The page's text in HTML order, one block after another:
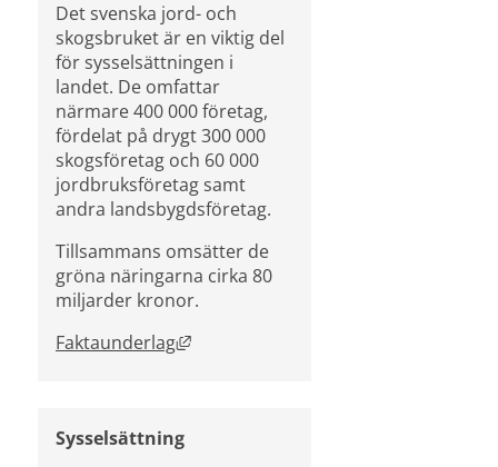
Det svenska jord- och
skogsbruket är en viktig del
för sysselsättningen i
landet. De omfattar
närmare 400 000 företag,
fördelat på drygt 300 000
skogsföretag och 60 000
jordbruksföretag samt
andra landsbygdsföretag.
Tillsammans omsätter de
gröna näringarna cirka 80
miljarder kronor.
Faktaunderlag Länk till annan webbplats, öppnas i
Sysselsättning